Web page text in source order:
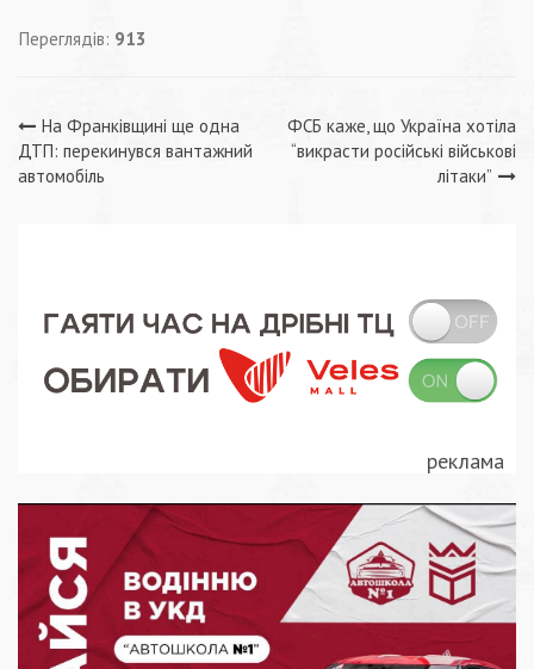
Переглядів: 913
Навігація
записів
На Франківщині ще одна
ДТП: перекинувся вантажний
автомобіль
ФСБ каже, що Україна хотіла
“викрасти російські військові
літаки”